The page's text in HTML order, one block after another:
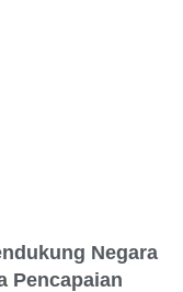
Negara
Pencapaian